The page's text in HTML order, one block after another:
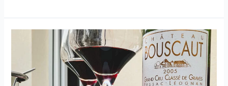
d’Auxerre
–
Grade
–